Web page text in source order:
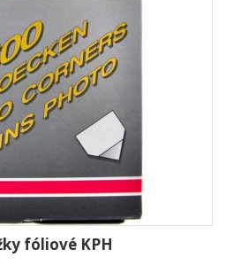
fóliové KPH